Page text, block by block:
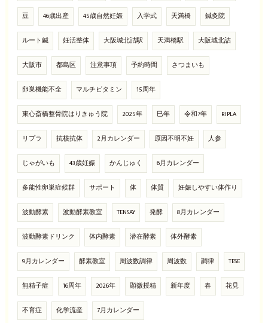
豆 46歳出産 45歳自然妊娠 入学式 天満橋 鍼灸院
ルート鍼 妊活整体 大阪城北詰駅 天満橋駅 大阪城北詰
大阪市 都島区 注意事項 予約時間 さつまいも
卵巣機能不全 マルチビタミン 15周年
東心斎橋整骨院はりきゅう院 2025年 巳年 令和7年 RIPLA
リプラ 抗核抗体 2月カレンダー 原因不明不妊 人参
じゃがいも 43歳妊娠 かんじゅく 6月カレンダー
多能性卵巣症候群 サポート 体 体質 妊娠しやすい体作り
波動酵素 波動酵素教室 TENSAY 発酵 8月カレンダー
波動酵素ドリンク 体内酵素 潜在酵素 体外酵素
9月カレンダー 酵素教室 周波数調律 周波数 調律 TESE
無精子症 16周年 2026年 顕微授精 新年度 春 花見
不育症 化学流産 7月カレンダー